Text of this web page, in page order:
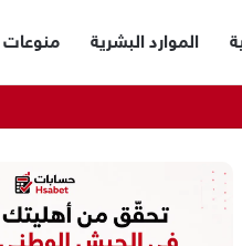
الموارد البشرية منوعات